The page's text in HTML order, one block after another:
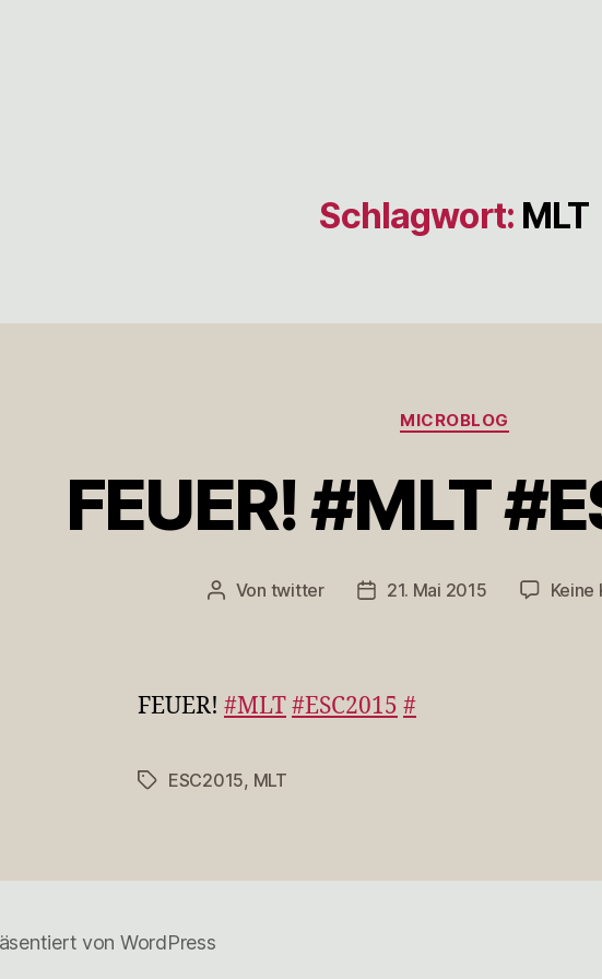
Schlagwort: MLT
Kategorien
MICROBLOG
FEUER! #MLT
Beitragsautor
Von twitter Veröffentlichungsdatum
21. Mai 2015 Keine
FEUER! #MLT#ESC2015 #
Schlagwörter
ESC2015, MLT
von WordPress